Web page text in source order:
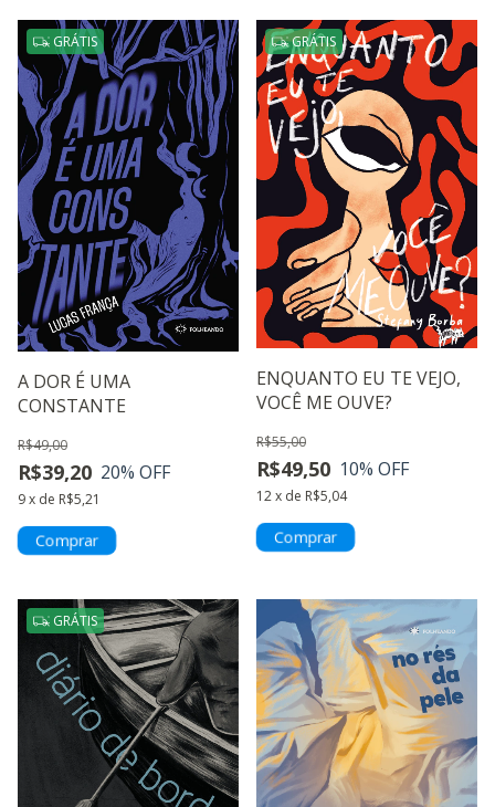
GRÁTIS
A DOR É UMA
CONSTANTE
R$39,20
R$49,00
20% OFF
9x de R$5,21
GRÁTIS
ENQUANTO EU TE VEJO,
VOCÊ ME OUVE?
R$49,50
R$55,00
10% OFF
12x de R$5,04
GRÁTIS